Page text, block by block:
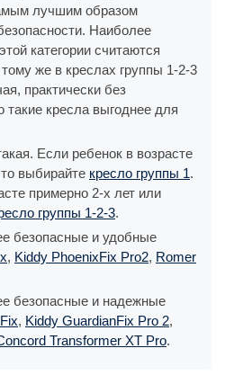
лучшим образом
Наиболее
категории считаются
же в креслах группы 1-2-3
практически без
такие кресла выгоднее для
Если ребенок в возрасте
выбирайте кресло группы 1.
примерно 2-х лет или
группы 1-2-3.
безопасные и удобные
, Kiddy PhoenixFix Pro2, Romer
безопасные и надежные
, Kiddy GuardianFix Pro 2,
Transformer XT Pro.